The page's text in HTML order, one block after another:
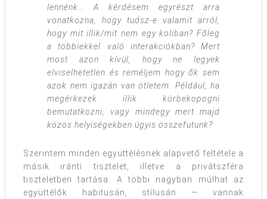
lennénk… A kérdésem egyrészt arra
vonatkozna, hogy tudsz-e valamit arról,
hogy mit illik/mit nem egy koliban? Főleg
a többiekkel való interakciókban? Mert
most azon kívül, hogy ne legyek
elviselhetetlen és reméljem hogy ők sem
azok nem igazán van ötletem. Például, ha
megérkezek illik körbekopogni
bemutatkozni, vagy mindegy mert majd
közös helyiségekben úgyis összefutunk?
Szerintem minden együttélésnek alapvető feltétele a
másik iránti tisztelet, illetve a privátszféra
tiszteletben tartása. A többi nagyban múlhat az
együttélők habitusán, stílusán — vannak